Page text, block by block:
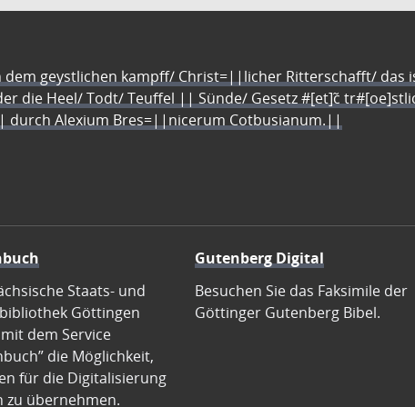
geystlichen kampff/ Christ=||licher Ritterschafft/
die Heel/ Todt/ Teuffel || Sünde/ Gesetz #[et]c̃
durch Alexium Bres=||nicerum Cotbusianum.||
Staats- und
Göttingen
dem Service
die Möglichkeit,
für die Digitalisierung
zu übernehmen.
Gutenberg Digital
Besuchen Sie das Faksimile der
Göttinger Gutenberg Bibel.